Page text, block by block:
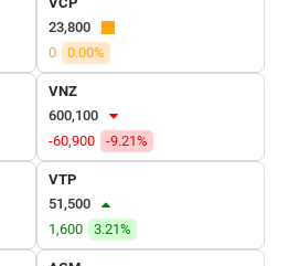
23,800
0
0.00%
VNZ
600,100
-60,900
-9.21%
VTP
51,500
1,600
3.21%